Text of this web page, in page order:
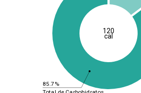
85.7%
120
cal